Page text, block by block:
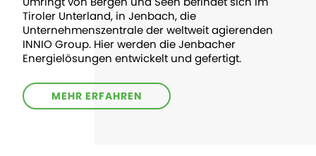
Tiroler Unterland, in Jenbach, die
Unternehmenszentrale der weltweit agierenden
INNIO Group. Hier werden die Jenbacher
Energielösungen entwickelt und gefertigt.
MEHR ERFAHREN